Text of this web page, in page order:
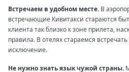
Встречаем в удобном месте. В
встречающие Кивитакси стараются
клиента так близко к зоне прилета,
правила. В отелях стараемся
исключение.
Не нужно знать язык чужой страны.